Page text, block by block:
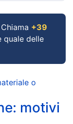
Chiama +39
quale delle
o
motivi